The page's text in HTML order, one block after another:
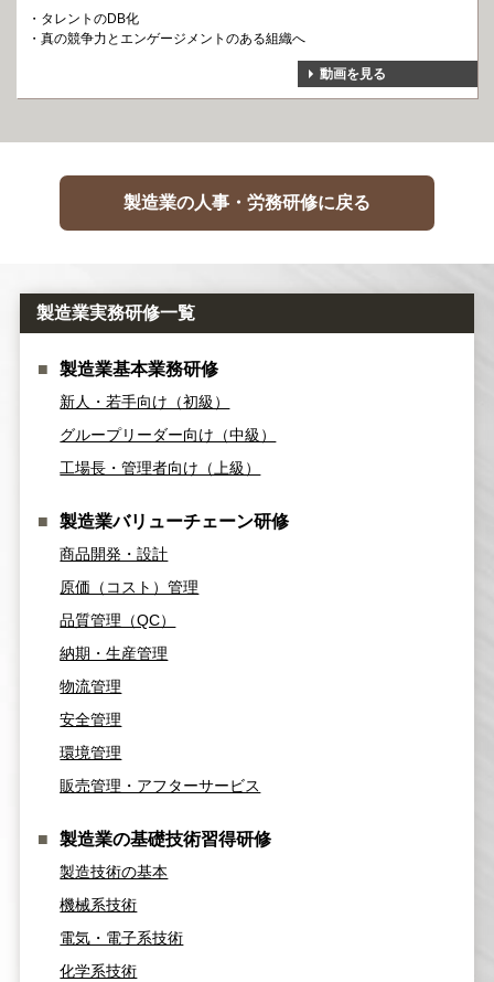
タレントのDB化
真の競争力とエンゲージメントのある組織へ
動画を見る
製造業の人事・労務研修に戻る
製造業実務研修一覧
製造業基本業務研修
新人・若手向け（初級）
グループリーダー向け（中級）
工場長・管理者向け（上級）
製造業バリューチェーン研修
商品開発・設計
原価（コスト）管理
品質管理（QC）
納期・生産管理
物流管理
安全管理
環境管理
販売管理・アフターサービス
製造業の基礎技術習得研修
製造技術の基本
機械系技術
電気・電子系技術
化学系技術